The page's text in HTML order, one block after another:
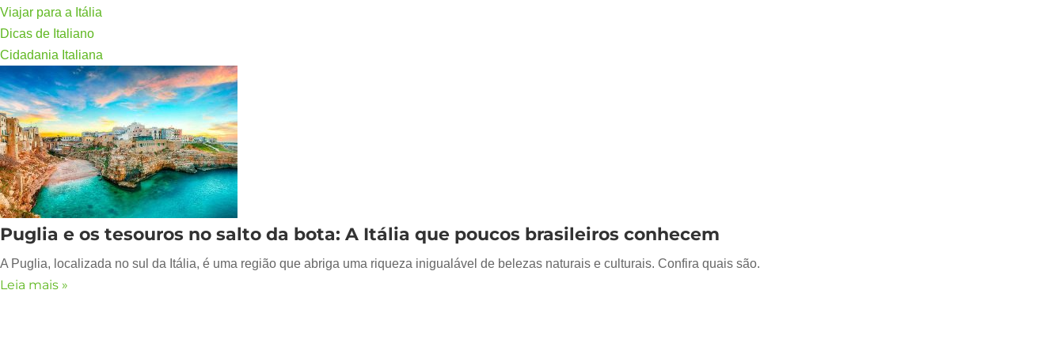
Viajar para a Itália
Dicas de Italiano
Cidadania Italiana
Puglia e os tesouros no salto da bota: A Itália que poucos brasileiros conhecem
A Puglia, localizada no sul da Itália, é uma região que abriga uma riqueza inigualável de belezas naturais e culturais. Confira quais são.
Leia mais »